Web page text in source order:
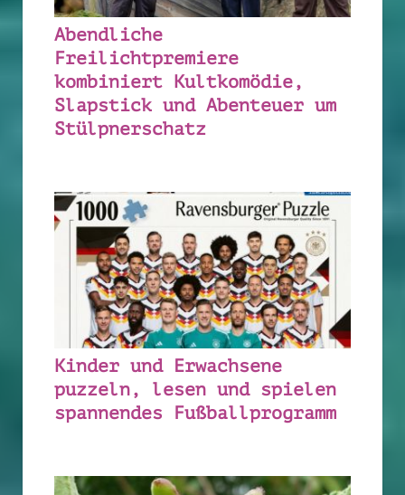
Abendliche
Freilichtpremiere
kombiniert Kultkomödie,
Slapstick und Abenteuer um
Stülpnerschatz
Kinder und Erwachsene
puzzeln, lesen und spielen
spannendes Fußballprogramm